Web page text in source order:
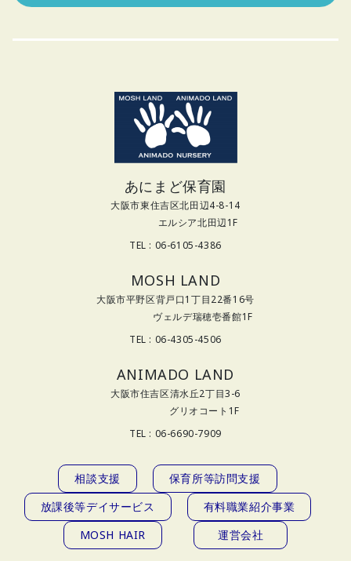
あにまど保育園
大阪市東住吉区北田辺4-8-14
エルシア北田辺1F
TEL : 06-6105-4386
MOSH LAND
大阪市平野区背戸口1丁目22番16号
ヴェルデ瑞穂壱番館1F
TEL : 06-4305-4506
ANIMADO LAND
大阪市住吉区清水丘2丁目3-6
グリオコート1F
TEL : 06-6690-7909
相談支援
保育所等訪問支援
放課後等デイサービス
有料職業紹介事業
MOSH HAIR
運営会社